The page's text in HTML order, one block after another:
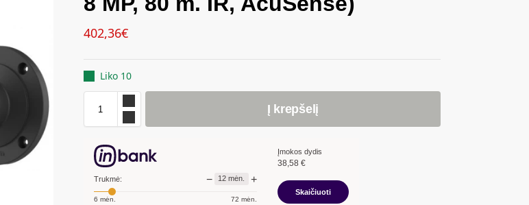
402,36€
Liko 10
Į krepšelį
Trukmė: − 12 mėn. +
6 mėn. 72 mėn.
Įmokos dydis
38,58 €
Skaičiuoti